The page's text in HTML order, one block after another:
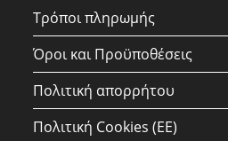
Τρόποι πληρωμής
Όροι και Προϋποθέσεις
Πολιτική απορρήτου
Πολιτική Cookies (ΕΕ)